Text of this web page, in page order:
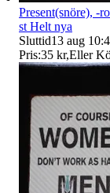
Present(snöre), -
st Helt nya
Sluttid13 aug
Pris:35 kr,Eller